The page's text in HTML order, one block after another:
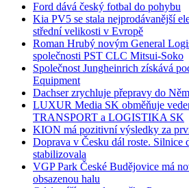
Ford dává český fotbal do pohybu
Kia PV5 se stala nejprodávanější
střední velikosti v Evropě
Roman Hrubý novým General
společnosti PST CLC Mitsui-Soko
Společnost Jungheinrich získává
Equipment
Dachser zrychluje přepravy do
LUXUR Media SK obměňuje
TRANSPORT a LOGISTIKA SK
KION má pozitivní výsledky za
Doprava v Česku dál roste. Silnice
stabilizovala
VGP Park České Budějovice má
obsazenou halu